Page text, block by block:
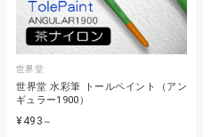
世界堂
世界堂 水彩筆 トールペイント（アン
ギュラー1900）
¥493 ～